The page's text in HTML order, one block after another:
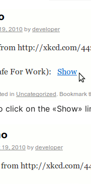
click on the «Show»